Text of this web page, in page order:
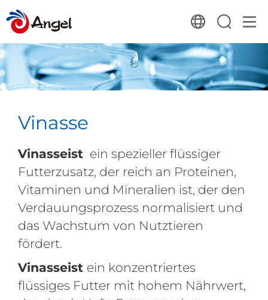
Vinasse
Vinasseist ein spezieller flüssiger
Futterzusatz, der reich an Proteinen,
Vitaminen und Mineralien ist, der den
Verdauungsprozess normalisiert und
das Wachstum von Nutztieren
fördert.
Vinasseist ein konzentriertes
flüssiges Futter mit hohem Nährwert,